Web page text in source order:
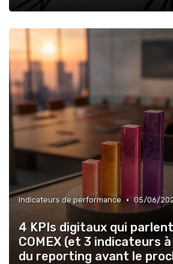
Indicateurs de performance • 05/06/
4 KPIs digitaux qui
COMEX (et 3 indicateurs
du reporting avant le